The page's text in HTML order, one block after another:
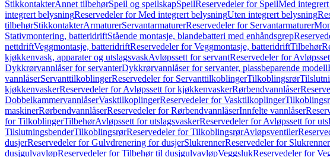
StikkontakterAnnet tilbehørSpeil og speilskapSpeilReservedeler for SpeilMed
integrert belysningReservedeler for Med integrert belysningUten integrert belysning
tilbehørStikkontakterArmaturerServantarmaturerReservedeler for Servantarmaturer
Stativmontering, batteridriftStående montasje, blandebatteri med enhåndsgrep
nettdriftVeggmontasje, batteridriftReservedeler for Veggmontasje, batteridriftTilbehør
kjøkkenvask, apparater og utslagsvaskAvløpssett for servantReservedeler for
Dykkrørvannlåser for servanterDykkrørvannlåser for servanter, plassbeparende modell
vannlåserServanttilkoblingerReservedeler for ServanttilkoblingerTilkoblingsrør
kjøkkenvaskerReservedeler for Avløpssett for kjøkkenvaskerRørbendvannlåser
DobbelkammervannlåserVasktilkoplingerReservedeler for Vasktilkoplinger
maskinerRørbendvannlåserReservedeler for RørbendvannlåserInnfelte vannlåser
for TilkoblingerTilbehørAvløpssett for utslagsvaskerReservedeler for Avløpssett for
TilslutningsbenderTilkoblingsrørReservedeler for TilkoblingsrørAvløpsventiler
dusjerReservedeler for Gulvdrenering for dusjerSlukrennerReservedeler for Slukrenner
dusjgulvavløpReservedeler for Tilbehør til dusjgulvavløpVeggslukReservedeler for